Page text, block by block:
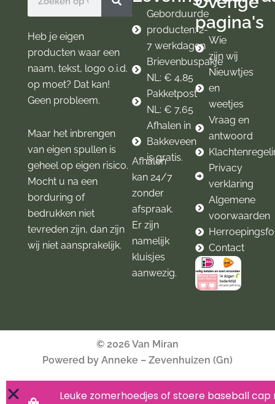
k
a
Heb je eigen
producten waar een
naam, tekst, logo o.i.d.
op moet? Dat kan!
Geen probleem.
Maar het inbrengen
van eigen spullen is
geheel op eigen risico.
Mocht u na een
borduring of
bedrukken niet
tevreden zijn, dan zijn
wij niet aansprakelijk.
Geborduurde
producten: 2-
7 werkdagen
Brievenbuspakje
NL: € 4,85
Pakketpost
NL: € 7,65
Afhalen in
Bakkeveen
is gratis.
Afhalen
kan 24/7
zonder
afspraak.
Er zijn
namelijk
kluisjes
aanwezig.
pagina's
Wie
zijn wij
Nieuwtjes
en
weetjes
Vraag en
antwoord
Privacy
verklaring
Algemene
voorwaarden
Contact
© 2026 Van Miran
Powered by Anneke – Zevenhuizen (Gn)
Leuke zomerhoedjes of stoere baseball cap